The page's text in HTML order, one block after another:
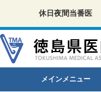
休日夜間当番医
メインメニュー